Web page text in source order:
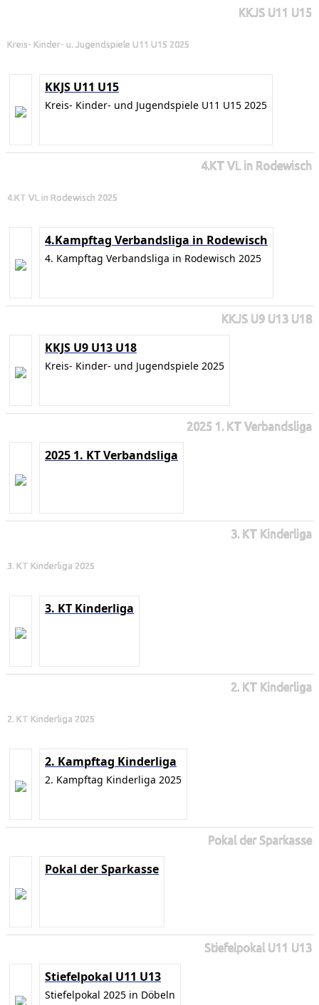
KKJS U11 U15
Kreis- Kinder- u. Jugendspiele U11 U15 2025
KKJS U11 U15
Kreis- Kinder- und Jugendspiele U11 U15 2025
4.KT VL in Rodewisch
4.KT VL in Rodewisch 2025
4.Kampftag Verbandsliga in Rodewisch
4. Kampftag Verbandsliga in Rodewisch 2025
KKJS U9 U13 U18
KKJS U9 U13 U18
Kreis- Kinder- und Jugendspiele 2025
2025 1. KT Verbandsliga
2025 1. KT Verbandsliga
3. KT Kinderliga
3. KT Kinderliga 2025
3. KT Kinderliga
2. KT Kinderliga
2. KT Kinderliga 2025
2. Kampftag Kinderliga
2. Kampftag Kinderliga 2025
Pokal der Sparkasse
Pokal der Sparkasse
Stiefelpokal U11 U13
Stiefelpokal U11 U13
Stiefelpokal 2025 in Döbeln